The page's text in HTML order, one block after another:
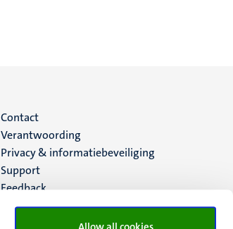
Menu
footer
(NL)
Contact
Verantwoording
Privacy & informatiebeveiliging
Support
Feedback